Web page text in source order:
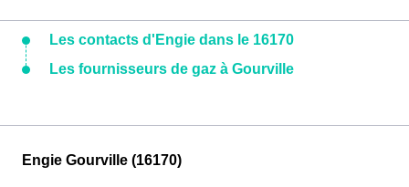
Les contacts d'Engie dans le 16170
Les fournisseurs de gaz à Gourville
Engie Gourville (16170)